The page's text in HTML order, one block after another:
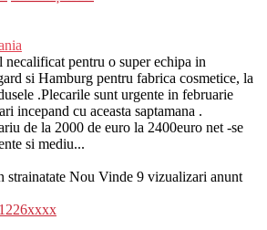
necalificat pentru o super echipa in
si Hamburg pentru fabrica cosmetice, la
.Plecarile sunt urgente in februarie
incepand cu aceasta saptamana .
de la 2000 de euro la 2400euro net -se
si mediu...
strainatate Nou Vinde 9 vizualizari anunt